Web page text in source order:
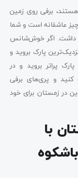
برفی روی زمین
عاشقانه است و شما
داشت. اگر خوش‌شانس
پارک بروید و
پراتر بروید و در
کنید و پری‌های برفی
در زمستان برای خود
با